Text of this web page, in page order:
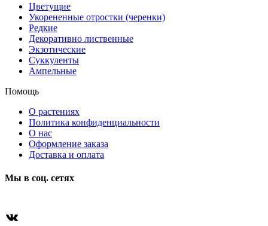
Цветущие
Укорененные отростки (черенки)
Редкие
Декоративно лиственные
Экзотические
Суккуленты
Ампельные
Помощь
О растениях
Политика конфиденциальности
О нас
Оформление заказа
Доставка и оплата
Мы в соц. сетях
ВКонтакте